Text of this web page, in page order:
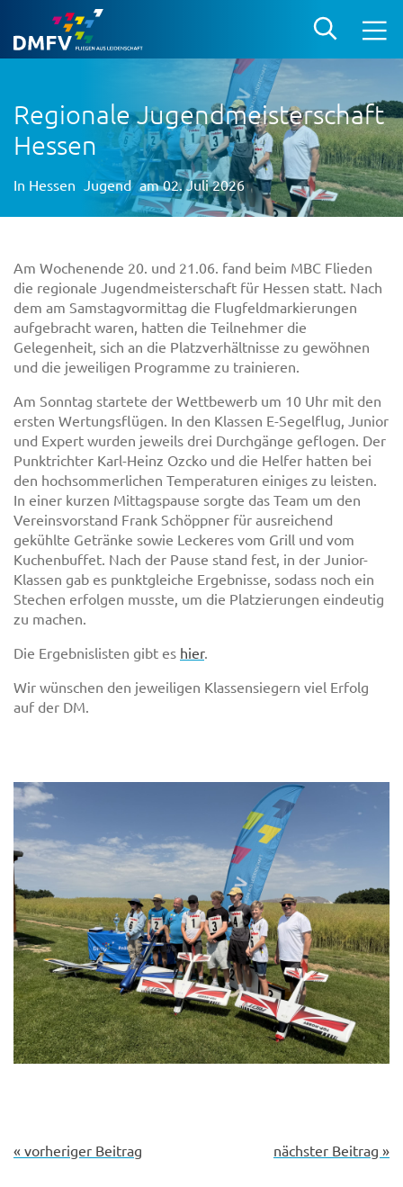
Regionale Jugendmeisterschaft
Hessen
In Hessen Jugend am 02. Juli 2026
Am Wochenende 20. und 21.06. fand beim MBC Flieden
die regionale Jugendmeisterschaft für Hessen statt. Nach
dem am Samstagvormittag die Flugfeldmarkierungen
aufgebracht waren, hatten die Teilnehmer die
Gelegenheit, sich an die Platzverhältnisse zu gewöhnen
und die jeweiligen Programme zu trainieren.
Am Sonntag startete der Wettbewerb um 10 Uhr mit den
ersten Wertungsflügen. In den Klassen E-Segelflug, Junior
und Expert wurden jeweils drei Durchgänge geflogen. Der
Punktrichter Karl-Heinz Ozcko und die Helfer hatten bei
den hochsommerlichen Temperaturen einiges zu leisten.
In einer kurzen Mittagspause sorgte das Team um den
Vereinsvorstand Frank Schöppner für ausreichend
gekühlte Getränke sowie Leckeres vom Grill und vom
Kuchenbuffet. Nach der Pause stand fest, in der Junior-
Klassen gab es punktgleiche Ergebnisse, sodass noch ein
Stechen erfolgen musste, um die Platzierungen eindeutig
zu machen.
Die Ergebnislisten gibt es hier.
Wir wünschen den jeweiligen Klassensiegern viel Erfolg
auf der DM.
« vorheriger Beitrag nächster Beitrag »